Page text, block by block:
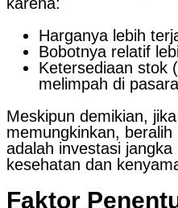
Harganya lebih
Bobotnya relatif
Ketersediaan stok
melimpah di
Meskipun demikian,
memungkinkan,
adalah investasi
kesehatan dan
Faktor